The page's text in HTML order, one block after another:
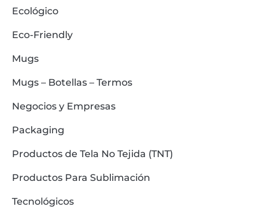
Ecológico
Eco-Friendly
Mugs
Mugs – Botellas – Termos
Negocios y Empresas
Packaging
Productos de Tela No Tejida (TNT)
Productos Para Sublimación
Tecnológicos